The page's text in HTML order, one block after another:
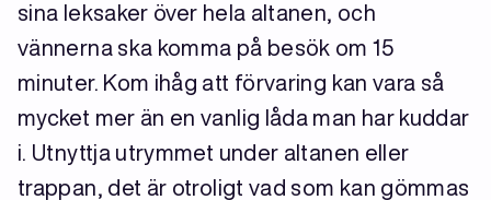
sina leksaker över hela altanen, och
vännerna ska komma på besök om 15
minuter. Kom ihåg att förvaring kan vara så
mycket mer än en vanlig låda man har kuddar
i. Utnyttja utrymmet under altanen eller
trappan, det är otroligt vad som kan gömmas